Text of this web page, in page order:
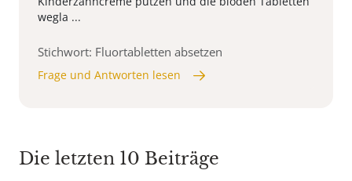
wegla ...
Stichwort: Fluortabletten absetzen
Frage und Antworten lesen
Die letzten 10 Beiträge